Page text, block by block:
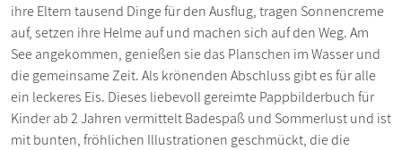
ihre Eltern tausend Dinge für den Ausflug, tragen Sonnencreme
auf, setzen ihre Helme auf und machen sich auf den Weg. Am
See angekommen, genießen sie das Planschen im Wasser und
die gemeinsame Zeit. Als krönenden Abschluss gibt es für alle
ein leckeres Eis. Dieses liebevoll gereimte Pappbilderbuch für
Kinder ab 2 Jahren vermittelt Badespaß und Sommerlust und ist
mit bunten, fröhlichen Illustrationen geschmückt, die die